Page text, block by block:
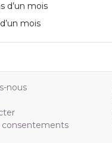
d’un mois
mois
nous
consentements